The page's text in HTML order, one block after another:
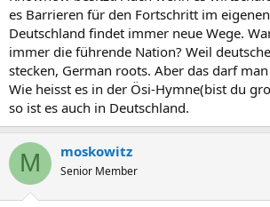
es Barrieren für den Fortschritt im
Deutschland findet immer neue Wege.
immer die führende Nation? Weil
stecken, German roots. Aber das darf
Wie heisst es in der Ösi-Hymne(bist du
so ist es auch in Deutschland.
M moskowitz
Senior Member